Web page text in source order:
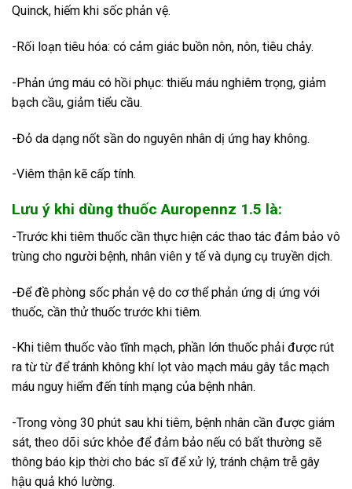
Quinck, hiếm khi sốc phản vệ.
-Rối loạn tiêu hóa: có cảm giác buồn nôn, nôn, tiêu chảy.
-Phản ứng máu có hồi phục: thiếu máu nghiêm trọng, giảm
bạch cầu, giảm tiểu cầu.
-Đỏ da dạng nốt sần do nguyên nhân dị ứng hay không.
-Viêm thận kẽ cấp tính.
Lưu ý khi dùng thuốc Auropennz 1.5 là:
-Trước khi tiêm thuốc cần thực hiện các thao tác đảm bảo vô
trùng cho người bệnh, nhân viên y tế và dụng cụ truyền dịch.
-Để đề phòng sốc phản vệ do cơ thể phản ứng dị ứng với
thuốc, cần thử thuốc trước khi tiêm.
-Khi tiêm thuốc vào tĩnh mạch, phần lớn thuốc phải được rút
ra từ từ để tránh không khí lọt vào mạch máu gây tắc mạch
máu nguy hiểm đến tính mạng của bệnh nhân.
-Trong vòng 30 phút sau khi tiêm, bệnh nhân cần được giám
sát, theo dõi sức khỏe để đảm bảo nếu có bất thường sẽ
thông báo kịp thời cho bác sĩ để xử lý, tránh chậm trễ gây
hậu quả khó lường.